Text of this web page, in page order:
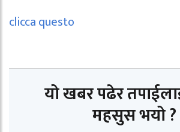
clicca questo
यो खबर पढेर
महसुस भयो ?